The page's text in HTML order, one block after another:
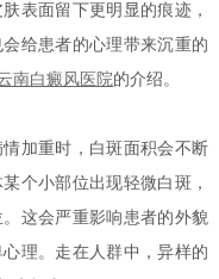
表面留下更明显的痕迹，
给患者的心理带来沉重的
南白癜风医院的介绍。
加重时，白斑面积会不断
个小部位出现轻微白斑，
这会严重影响患者的外貌
理。走在人群中，异样的